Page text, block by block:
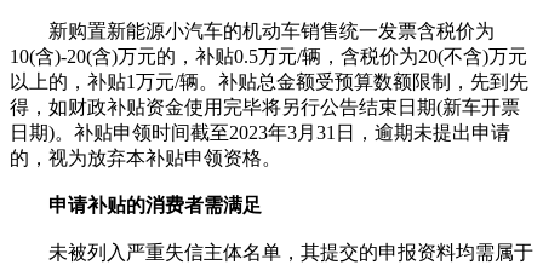
新购置新能源小汽车的机动车销售统一发票含税价为
10(含)-20(含)万元的，补贴0.5万元/辆，含税价为20(不含)万元
以上的，补贴1万元/辆。补贴总金额受预算数额限制，先到先
得，如财政补贴资金使用完毕将另行公告结束日期(新车开票
日期)。补贴申领时间截至2023年3月31日，逾期未提出申请
的，视为放弃本补贴申领资格。
申请补贴的消费者需满足
未被列入严重失信主体名单，其提交的申报资料均需属于